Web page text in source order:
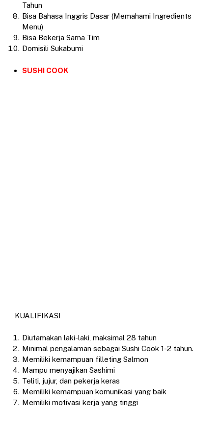
Tahun
Bisa Bahasa Inggris Dasar (Memahami Ingredients
Menu)
Bisa Bekerja Sama Tim
Domisili Sukabumi
SUSHI COOK
KUALIFIKASI
Diutamakan laki-laki, maksimal 28 tahun
Minimal pengalaman sebagai Sushi Cook 1-2 tahun.
Memiliki kemampuan filleting Salmon
Mampu menyajikan Sashimi
Teliti, jujur, dan pekerja keras
Memiliki kemampuan komunikasi yang baik
Memiliki motivasi kerja yang tinggi